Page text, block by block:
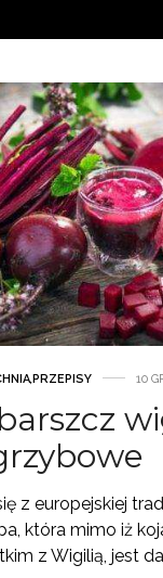
,PRZEPISY 10
z europejskiej
która mimo iż
z Wigilią, jest